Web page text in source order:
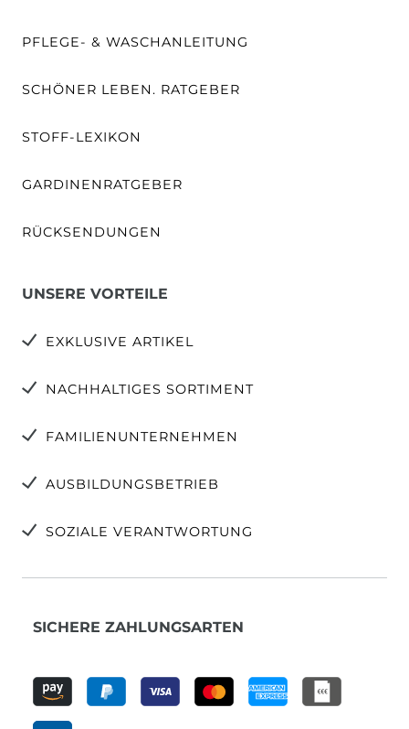
PFLEGE- & WASCHANLEITUNG
SCHÖNER LEBEN. RATGEBER
STOFF-LEXIKON
GARDINENRATGEBER
RÜCKSENDUNGEN
UNSERE VORTEILE
EXKLUSIVE ARTIKEL
NACHHALTIGES SORTIMENT
FAMILIENUNTERNEHMEN
AUSBILDUNGSBETRIEB
SOZIALE VERANTWORTUNG
SICHERE ZAHLUNGSARTEN